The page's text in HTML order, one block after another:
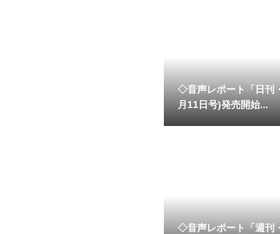
◇音声レポート「日刊
月11日号)発売開始...
◇音声レポート「週刊